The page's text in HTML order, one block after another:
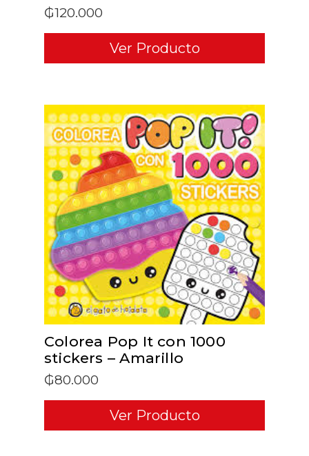
₲120.000
Ver Producto
ADD TO CART
Colorea Pop It con 1000
stickers – Amarillo
₲80.000
Ver Producto